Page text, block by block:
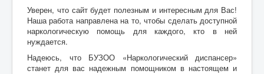
Уверен, что сайт будет полезным и интересным для Вас!
Наша работа направлена на то, чтобы сделать доступной
наркологическую помощь для каждого, кто в ней
нуждается.
Надеюсь, что БУЗОО «Наркологический диспансер»
станет для вас надежным помощником в настоящем и